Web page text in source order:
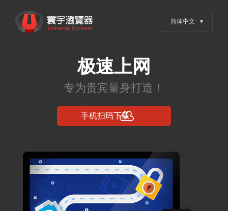
寰宇浏览器 - 全网权威安全认
证，值得信赖的浏览器
Posts in 2024年5
月6日